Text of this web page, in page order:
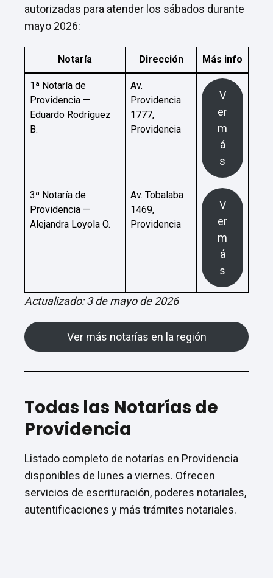
autorizadas para atender los sábados durante
mayo 2026:
Notaría Dirección Más info
1ª Notaría de
Providencia —
Eduardo Rodríguez
B.
Av.
Providencia
1777,
Providencia
V
er
m
á
s
3ª Notaría de
Providencia —
Alejandra Loyola O.
Av. Tobalaba
1469,
Providencia
V
er
m
á
s
Actualizado: 3 de mayo de 2026
Ver más notarías en la región
Todas las Notarías de
Providencia
Listado completo de notarías en Providencia
disponibles de lunes a viernes. Ofrecen
servicios de escrituración, poderes notariales,
autentificaciones y más trámites notariales.